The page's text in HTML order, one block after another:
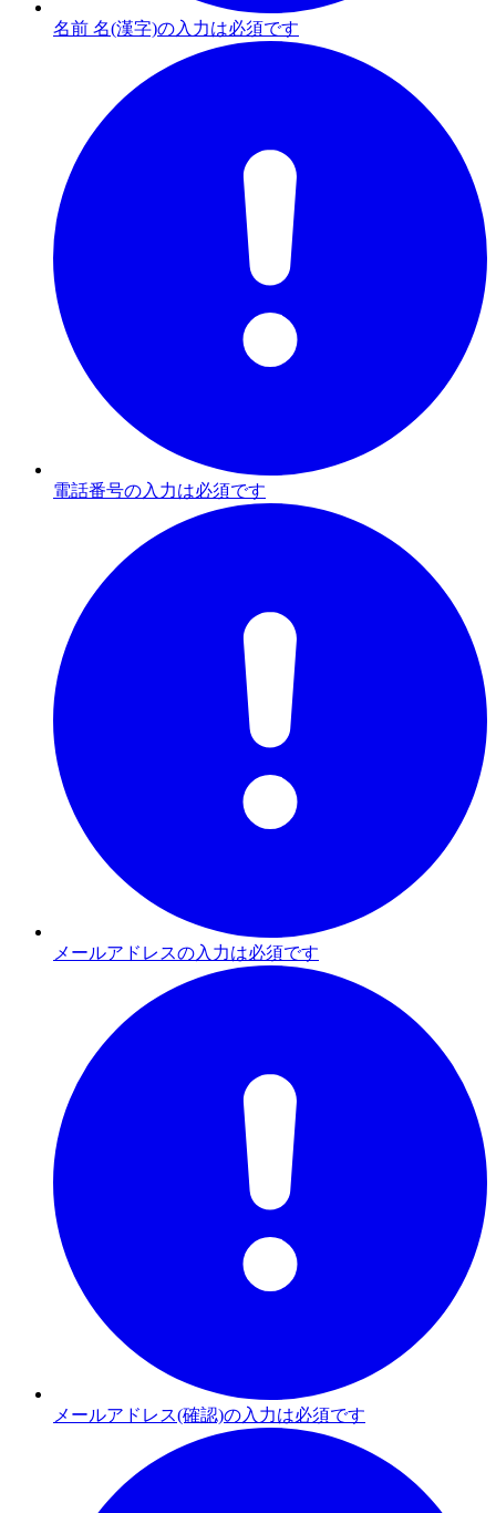
名前 名(漢字)の入力は必須です
電話番号の入力は必須です
メールアドレスの入力は必須です
メールアドレス(確認)の入力は必須です